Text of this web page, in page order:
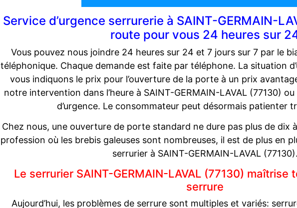
Service d’urgence serrurerie à SAINT-GERMAIN-
route pour vous 24 heures sur
Vous pouvez nous joindre 24 heures sur 24 et 7 jours sur 7 par le
téléphonique. Chaque demande est faite par téléphone. La situation
vous indiquons le prix pour l’ouverture de la porte à un prix
notre intervention dans l’heure à SAINT-GERMAIN-LAVAL (77130)
d’urgence. Le consommateur peut désormais patienter
Chez nous, une ouverture de porte standard ne dure pas plus de dix
profession où les brebis galeuses sont nombreuses, il est de plus en
serrurier à SAINT-GERMAIN-LAVAL (77130).
Le serrurier SAINT-GERMAIN-LAVAL (77130) maîtrise
serrure
Aujourd’hui, les problèmes de serrure sont multiples et variés: